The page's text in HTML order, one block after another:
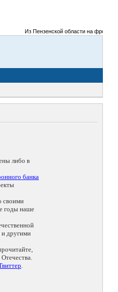
Из Пензенской области на фронты
либо в
банка
своими
годы наше
другими
.